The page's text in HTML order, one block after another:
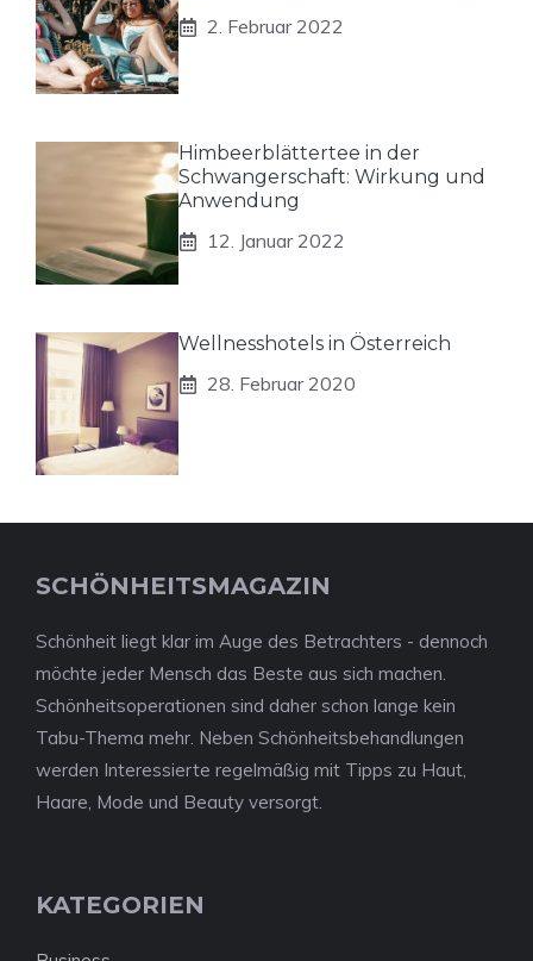
2. Februar 2022
Himbeerblättertee in der
Schwangerschaft: Wirkung und
Anwendung
12. Januar 2022
Wellnesshotels in Österreich
28. Februar 2020
SCHÖNHEITSMAGAZIN
Schönheit liegt klar im Auge des Betrachters - dennoch
möchte jeder Mensch das Beste aus sich machen.
Schönheitsoperationen sind daher schon lange kein
Tabu-Thema mehr. Neben Schönheitsbehandlungen
werden Interessierte regelmäßig mit Tipps zu Haut,
Haare, Mode und Beauty versorgt.
KATEGORIEN